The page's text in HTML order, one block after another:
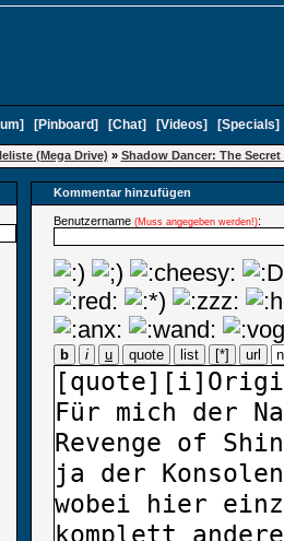
] [Pinboard] [Chat] [Videos] [Specials
(Mega Drive) » Shadow Dancer: The
Kommentar hinzufügen
Benutzername (Muss angegeben werden!):
b i u quote list [*] url